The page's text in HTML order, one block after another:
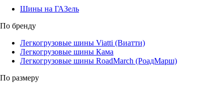
Шины на ГАЗель
По бренду
Легкогрузовые шины Viatti (Виатти)
Легкогрузовые шины Кама
Легкогрузовые шины RoadMarch (РоадМарш)
По размеру